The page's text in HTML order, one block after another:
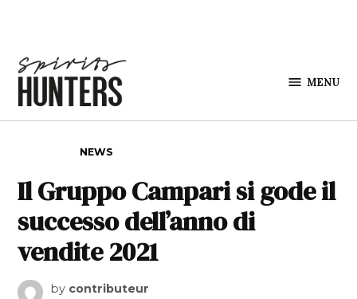
MENU
NEWS
Il Gruppo Campari si gode il
successo dell’anno di
vendite 2021
by contributeur